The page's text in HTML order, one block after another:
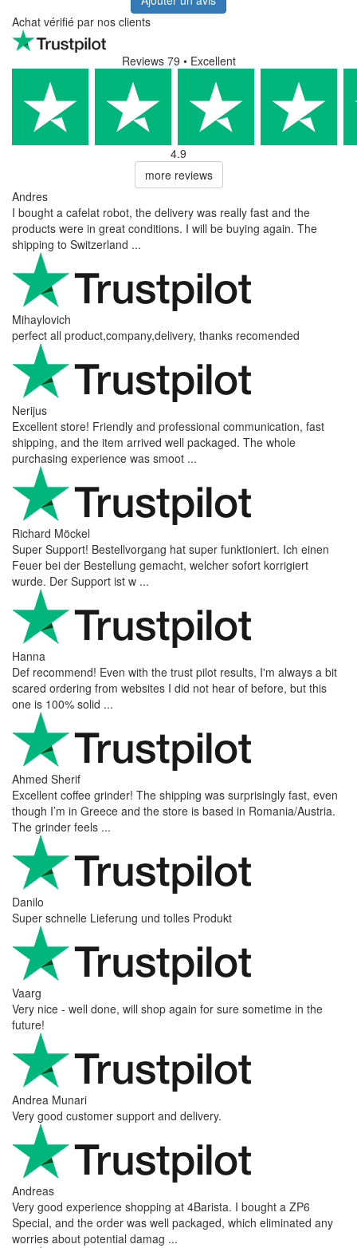
Achat vérifié par nos clients
Reviews 79 • Excellent
4.9
more reviews
Andres
I bought a cafelat robot, the delivery was really fast and the
products were in great conditions. I will be buying again. The
shipping to Switzerland ...
Mihaylovich
perfect all product,company,delivery, thanks recomended
Nerijus
Excellent store! Friendly and professional communication, fast
shipping, and the item arrived well packaged. The whole
purchasing experience was smoot ...
Richard Möckel
Super Support! Bestellvorgang hat super funktioniert. Ich einen
Feuer bei der Bestellung gemacht, welcher sofort korrigiert
wurde. Der Support ist w ...
Hanna
Def recommend! Even with the trust pilot results, I'm always a bit
scared ordering from websites I did not hear of before, but this
one is 100% solid ...
Ahmed Sherif
Excellent coffee grinder! The shipping was surprisingly fast, even
though I’m in Greece and the store is based in Romania/Austria.
The grinder feels ...
Danilo
Super schnelle Lieferung und tolles Produkt
Vaarg
Very nice - well done, will shop again for sure sometime in the
future!
Andrea Munari
Very good customer support and delivery.
Andreas
Very good experience shopping at 4Barista. I bought a ZP6
Special, and the order was well packaged, which eliminated any
worries about potential damag ...